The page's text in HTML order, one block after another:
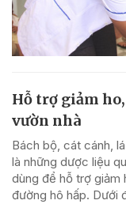
Hỗ trợ giảm
vườn nhà
Bách bộ, cát cánh,
là những dược liệu
dùng để hỗ trợ
đường hô hấp. Dưới